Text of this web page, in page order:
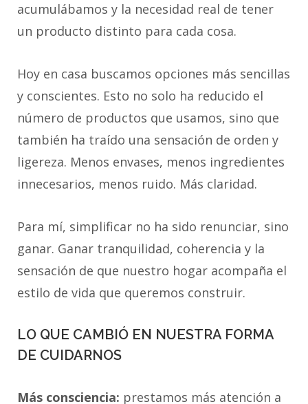
acumulábamos y la necesidad real de tener
un producto distinto para cada cosa.
Hoy en casa buscamos opciones más sencillas
y conscientes. Esto no solo ha reducido el
número de productos que usamos, sino que
también ha traído una sensación de orden y
ligereza. Menos envases, menos ingredientes
innecesarios, menos ruido. Más claridad.
Para mí, simplificar no ha sido renunciar, sino
ganar. Ganar tranquilidad, coherencia y la
sensación de que nuestro hogar acompaña el
estilo de vida que queremos construir.
LO QUE CAMBIÓ EN NUESTRA FORMA
DE CUIDARNOS
Más consciencia: prestamos más atención a